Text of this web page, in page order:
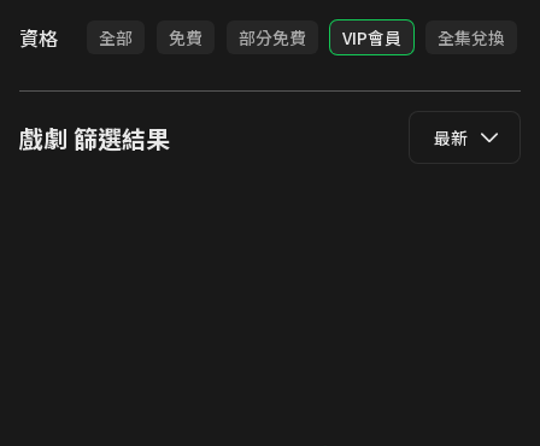
資格 全部 免費 部分免費 VIP會員 全集兌換
戲劇 篩選結果 最新